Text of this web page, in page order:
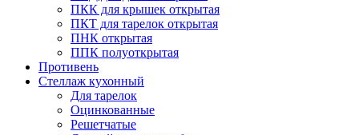
ПКК для крышек открытая
ПКТ для тарелок открытая
ПНК открытая
ППК полуоткрытая
Противень
Стеллаж кухонный
Для тарелок
Оцинкованные
Решетчатые